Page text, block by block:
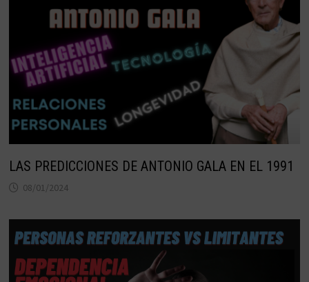
LAS PREDICCIONES DE ANTONIO GALA EN EL 1991
08/01/2024